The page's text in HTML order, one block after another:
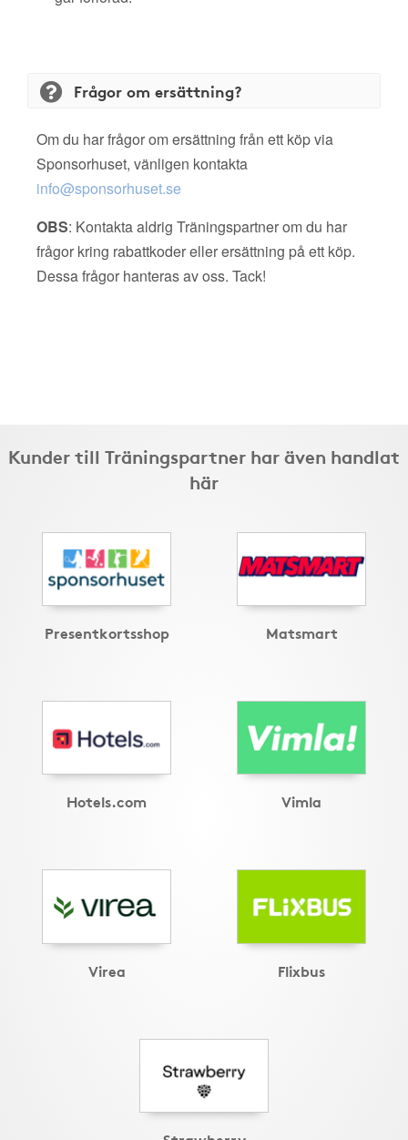
Frågor om ersättning?
Om du har frågor om ersättning från ett köp via
Sponsorhuset, vänligen kontakta
info@sponsorhuset.se
OBS: Kontakta aldrig Träningspartner om du har
frågor kring rabattkoder eller ersättning på ett köp.
Dessa frågor hanteras av oss. Tack!
Kunder till Träningspartner har även handlat
här
Presentkortsshop Matsmart
Hotels.com Vimla
Virea Flixbus